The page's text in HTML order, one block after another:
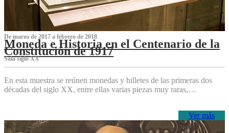
De marzo de 2017 a febrero de 2018
Moneda e Historia en el Centenario de la
Constitución de 1917
Sala siglo XX
En esta muestra se reúnen monedas y billetes de las primeras dos
décadas del siglo XX, entre ellas varias piezas muy raras,…
Ver más